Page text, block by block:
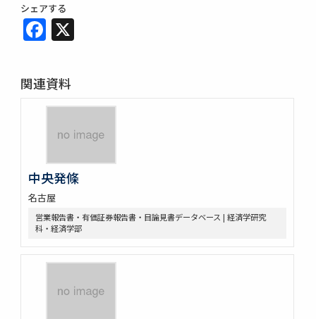
シェアする
Facebook
関連資料
中央発條
名古屋
営業報告書・有価証券報告書・目論見書データベース | 経済学研究
科・経済学部